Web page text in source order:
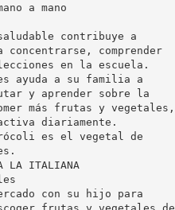
a mano
contribuye a
concentrarse, comprender
en la escuela.
ayuda a su familia a
y aprender sobre la
más frutas y vegetales,
diariamente.
es el vegetal de
LA ITALIANA
con su hijo para
frutas y vegetales de